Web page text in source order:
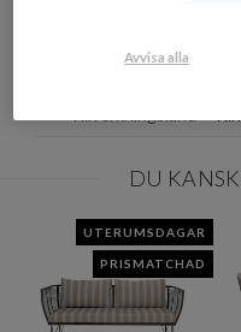
Materialbeskrivning
DU
UTERUMSDAGAR
PRISMATCHAD
Avvisa alla